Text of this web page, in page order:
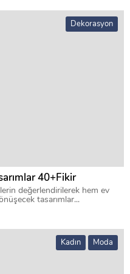
Dekorasyon
40+Fikir
değerlendirilerek hem ev
tasarımlar...
Kadın Moda